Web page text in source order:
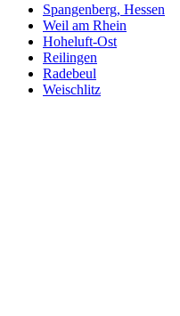
Spangenberg, Hessen
Weil am Rhein
Hoheluft-Ost
Reilingen
Radebeul
Weischlitz